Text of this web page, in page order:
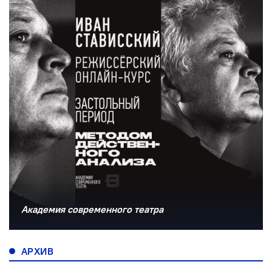
Академия современного театра
АРХИВ